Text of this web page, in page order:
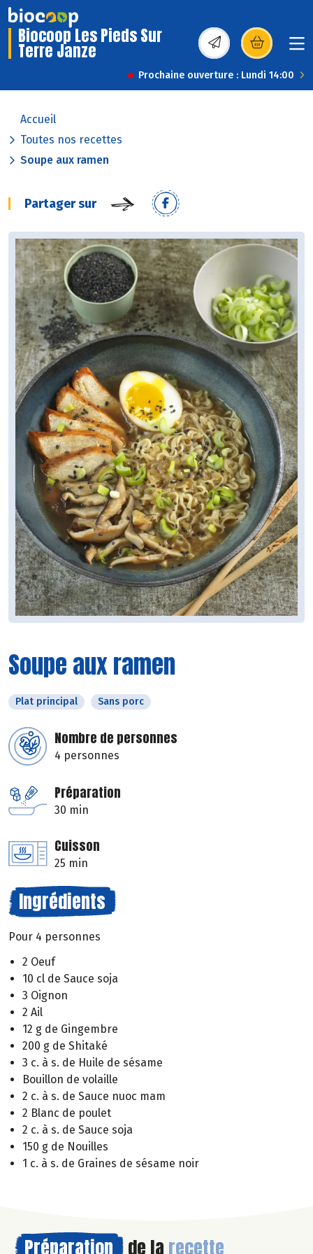
Biocoop Les Pieds Sur
Terre Janze (s’ouvre dans une
Prochaine ouverture : Lundi 14:00
Accueil
Toutes nos recettes
Soupe aux ramen
Partager sur
Soupe aux ramen
Plat principal Sans porc
Nombre de personnes
4 personnes
Préparation
30 min
Cuisson
25 min
Ingrédients
Pour 4 personnes
2 Oeuf
10 cl de Sauce soja
3 Oignon
2 Ail
12 g de Gingembre
200 g de Shitaké
3 c. à s. de Huile de sésame
Bouillon de volaille
2 c. à s. de Sauce nuoc mam
2 Blanc de poulet
2 c. à s. de Sauce soja
150 g de Nouilles
1 c. à s. de Graines de sésame noir
Préparation de la recette